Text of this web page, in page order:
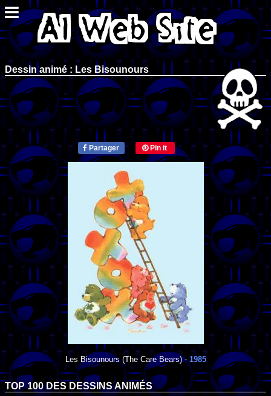
Dessin animé : Les Bisounours
Partager Pin it
Les Bisounours(The Care Bears) -1985
TOP 100 DES DESSINS ANIMÉS